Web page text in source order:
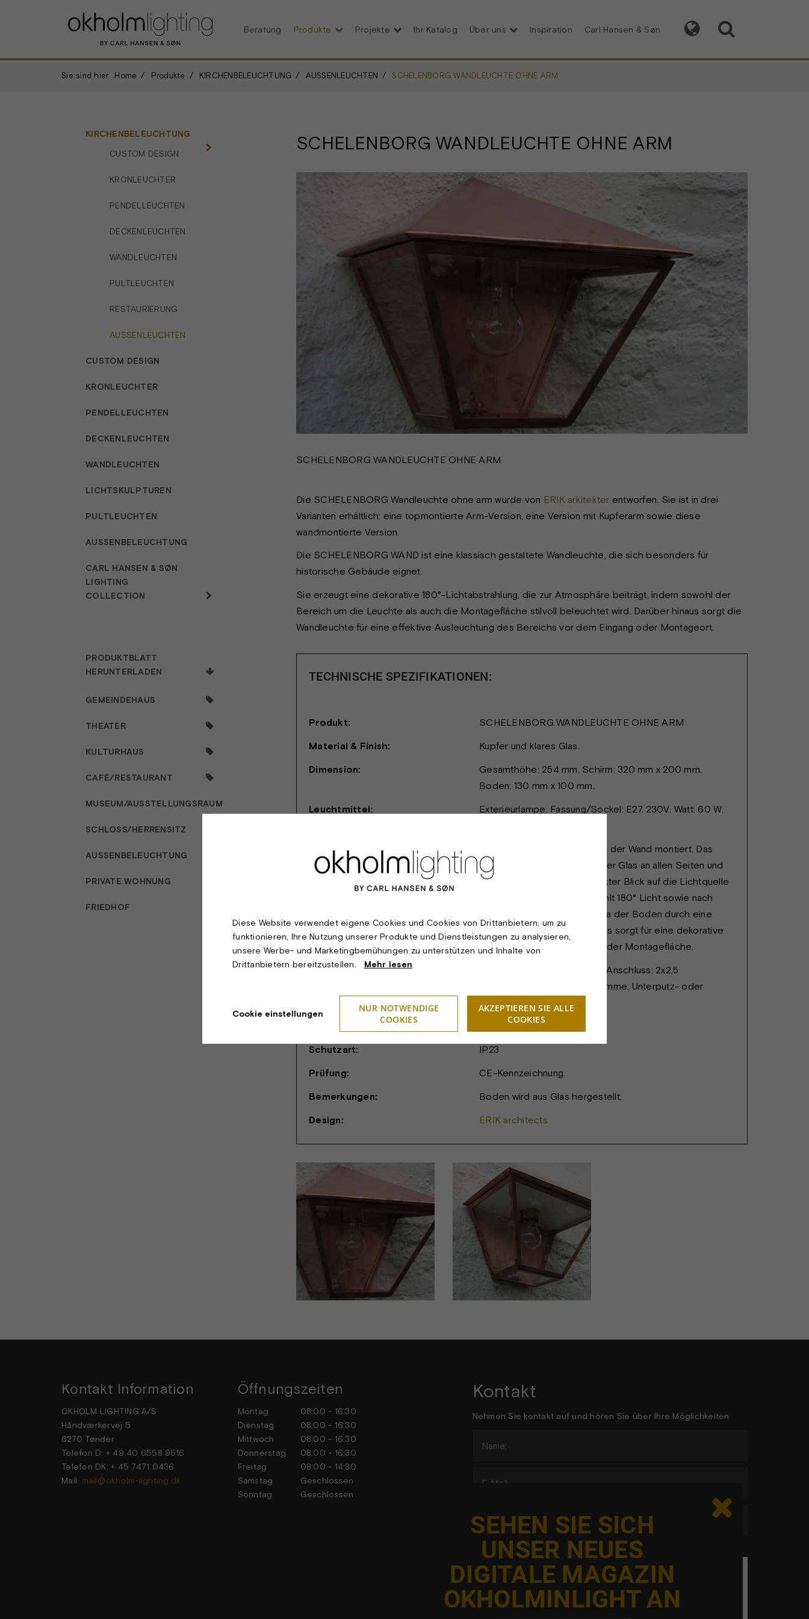
Beratung Produkte Projekte Ihr Katalog Über uns Inspiration Carl Hansen & Søn  
Sie sind hier Home Produkte KIRCHENBELEUCHTUNG AUSSENLEUCHTEN SCHELENBORG WANDLEUCHTE OHNE ARM
KIRCHENBELEUCHTUNG
CUSTOM DESIGN
KRONLEUCHTER
PENDELLEUCHTEN
DECKENLEUCHTEN
WANDLEUCHTEN
PULTLEUCHTEN
RESTAURIERUNG
AUSSENLEUCHTEN
CUSTOM DESIGN
KRONLEUCHTER
PENDELLEUCHTEN
DECKENLEUCHTEN
WANDLEUCHTEN
LICHTSKULPTUREN
PULTLEUCHTEN
AUSSENBELEUCHTUNG
CARL HANSEN & SØN
LIGHTING
COLLECTION
PRODUKTBLATT
HERUNTERLADEN
GEMEINDEHAUS
THEATER
KULTURHAUS
CAFÉ/RESTAURANT
MUSEUM/AUSSTELLUNGSRAUM
SCHLOSS/HERRENSITZ
AUSSENBELEUCHTUNG
PRIVATE WOHNUNG
FRIEDHOF
SCHELENBORG WANDLEUCHTE OHNE ARM
SCHELENBORG WANDLEUCHTE OHNE ARM
Die SCHELENBORG Wandleuchte ohne arm wurde von ERIK arkitekter entworfen. Sie ist in drei
Varianten erhältlich: eine topmontierte Arm-Version, eine Version mit Kupferarm sowie diese
wandmontierte Version.
Die SCHELENBORG WAND ist eine klassisch gestaltete Wandleuchte, die sich besonders für
historische Gebäude eignet.
Sie erzeugt eine dekorative 180°-Lichtabstrahlung, die zur Atmosphäre beiträgt, indem sowohl der
Bereich um die Leuchte als auch die Montagefläche stilvoll beleuchtet wird. Darüber hinaus sorgt die
Wandleuchte für eine effektive Ausleuchtung des Bereichs vor dem Eingang oder Montageort.
TECHNISCHE SPEZIFIKATIONEN:
Produkt: SCHELENBORG WANDLEUCHTE OHNE ARM
Material & Finish: Kupfer und klares Glas.
Dimension:
Gesamthöhe: 254 mm. Schirm: 320 mm x 200 mm.
Boden: 130 mm x 100 mm.
Leuchtmittel:
Exterieurlampe. Fassung/Sockel: E27. 230V. Watt: 60 W.
Lichttechnik:
Die Wandleuchte ist direkt an der Wand montiert. Das
Leuchtengehäuse verfügt über Glas an allen Seiten und
am Boden, wodurch ein direkter Blick auf die Lichtquelle
möglich ist. Die Leuchte strahlt 180° Licht sowie nach
unten gerichtetes Licht ab, da der Boden durch eine
Glasplatte ersetzt wurde. Dies sorgt für eine dekorative
und effektvolle Beleuchtung der Montagefläche.
Montage:
Direkt an der Wand montiert. Anschluss: 2x2,5
Klemmenblock + Erdungsklemme. Unterputz- oder
Schutzart: IP23
Prüfung: CE-Kennzeichnung.
Bemerkungen: Boden wird aus Glas hergestellt.
Design: ERIK architects
Kontakt Information
OKHOLM LIGHTING A/S
Håndværkervej 5
6270 Tønder
Telefon D: + 49 40 6558 9516
Telefon DK: + 45 7471 0436
Mail: mail@okholm-lighting.dk
Öffnungszeiten
Montag
08:00 - 16:30
Dienstag
08:00 - 16:30
Mittwoch
08:00 - 16:30
Donnerstag
08:00 - 16:30
Freitag
08:00 - 14:30
Samstag
Geschlossen
Sonntag
Geschlossen
Kontakt
Nehmen Sie kontakt auf und hören Sie über Ihre Möglichkeiten
Jeg er ikke en robot

SEHEN SIE SICH
UNSER NEUES
DIGITALE MAGAZIN
OKHOLMINLIGHT AN
Diese Website verwendet eigene Cookies und Cookies von Drittanbietern, um zu
funktionieren, Ihre Nutzung unserer Produkte und Dienstleistungen zu analysieren,
unsere Werbe- und Marketingbemühungen zu unterstützen und Inhalte von
Drittanbietern bereitzustellen. Mehr lesen
Cookie einstellungen
NUR NOTWENDIGE
COOKIES
AKZEPTIEREN SIE ALLE
COOKIES